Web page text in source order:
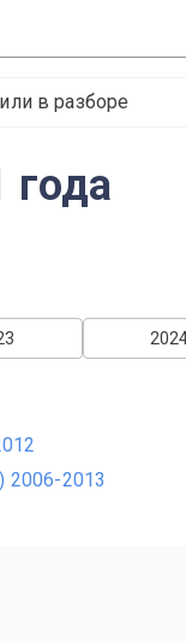
в разборе
года
2006-2013